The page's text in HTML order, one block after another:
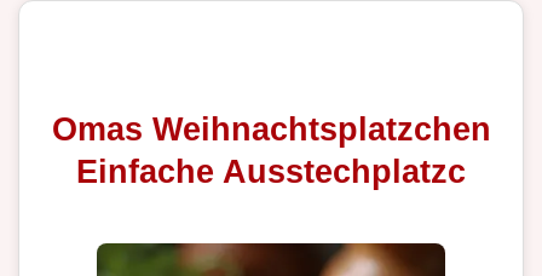
Omas Weihnachtsplatzchen
Einfache Ausstechplatzc